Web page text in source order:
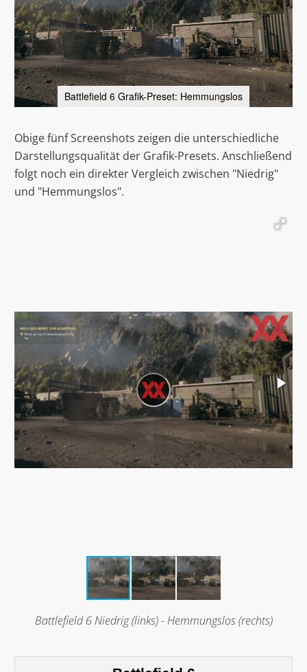
Battlefield 6 Grafik-Preset: Hemmungslos
Obige fünf Screenshots zeigen die unterschiedliche
Darstellungsqualität der Grafik-Presets. Anschließend
folgt noch ein direkter Vergleich zwischen "Niedrig"
und "Hemmungslos".
Battlefield 6 Niedrig (links) - Hemmungslos (rechts)